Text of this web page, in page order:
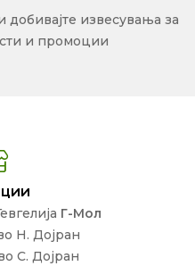
добивајте извесувања за
и промоции
Г-Мол
Н. Дојран
С. Дојран